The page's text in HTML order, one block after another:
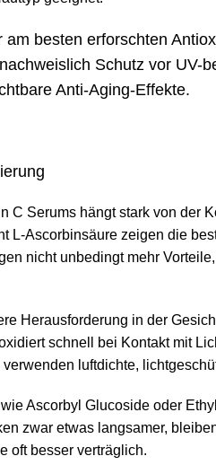
am besten erforschten
Schutz vor UV-
Anti-Aging-Effekte.
C Serums hängt stark von der
L-Ascorbinsäure zeigen die
nicht unbedingt mehr
Herausforderung in der
schnell bei Kontakt mit
luftdichte,
Ascorbyl Glucoside oder
zwar etwas langsamer,
oft besser verträglich.